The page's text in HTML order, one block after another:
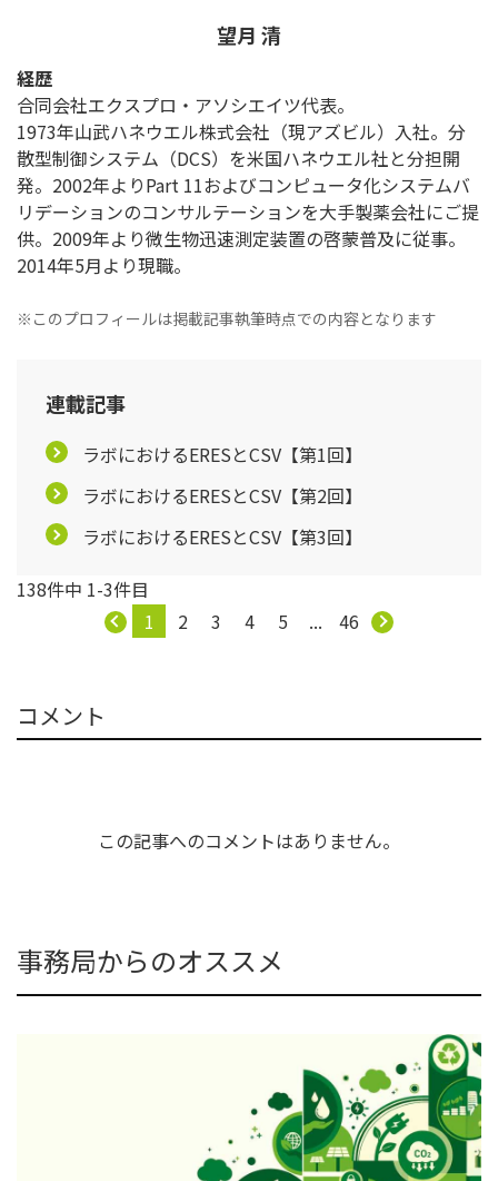
望月 清
経歴
合同会社エクスプロ・アソシエイツ代表。
1973年山武ハネウエル株式会社（現アズビル）入社。分
散型制御システム（DCS）を米国ハネウエル社と分担開
発。2002年よりPart 11およびコンピュータ化システムバ
リデーションのコンサルテーションを大手製薬会社にご提
供。2009年より微生物迅速測定装置の啓蒙普及に従事。
2014年5月より現職。
※このプロフィールは掲載記事執筆時点での内容となります
連載記事
ラボにおけるERESとCSV【第1回】
ラボにおけるERESとCSV【第2回】
ラボにおけるERESとCSV【第3回】
138件中 1-3件目
1
2 3 4 5 ... 46
コメント
この記事へのコメントはありません。
事務局からのオススメ